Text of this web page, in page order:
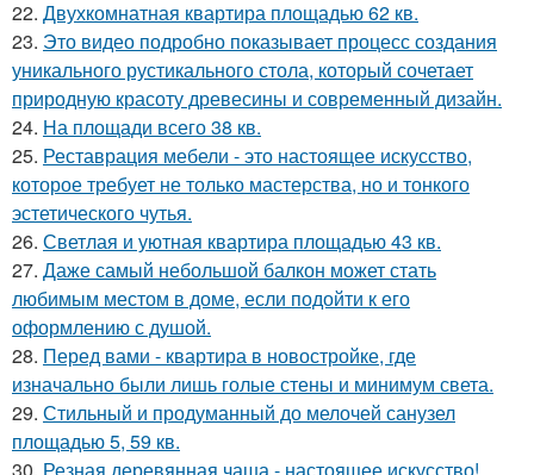
22. Двухкомнатная квартира площадью 62 кв.
23. Это видео подробно показывает процесс создания
уникального рустикального стола, который сочетает
природную красоту древесины и современный дизайн.
24. На площади всего 38 кв.
25. Реставрация мебели - это настоящее искусство,
которое требует не только мастерства, но и тонкого
эстетического чутья.
26. Светлая и уютная квартира площадью 43 кв.
27. Даже самый небольшой балкон может стать
любимым местом в доме, если подойти к его
оформлению с душой.
28. Перед вами - квартира в новостройке, где
изначально были лишь голые стены и минимум света.
29. Стильный и продуманный до мелочей санузел
площадью 5, 59 кв.